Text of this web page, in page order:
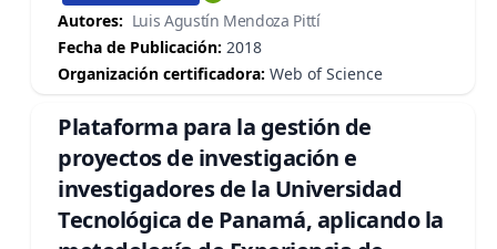
Autores: Luis Agustín Mendoza Pittí
Fecha de Publicación: 2018
Organización certificadora: Web of Science
Plataforma para la gestión de
proyectos de investigación e
investigadores de la Universidad
Tecnológica de Panamá, aplicando la